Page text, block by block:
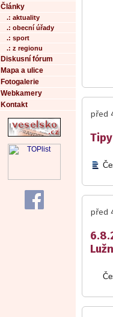
Články
.: aktuality
.: obecní úřady
.: sport
.: z regionu
Diskusní fórum
Mapa a ulice
Fotogalerie
Webkamery
Kontakt
před
před